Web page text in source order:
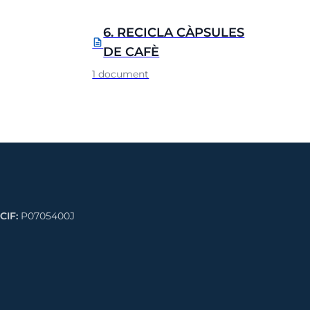
description
6. RECICLA CÀPSULES
DE CAFÈ
1 document
CIF: P0705400J